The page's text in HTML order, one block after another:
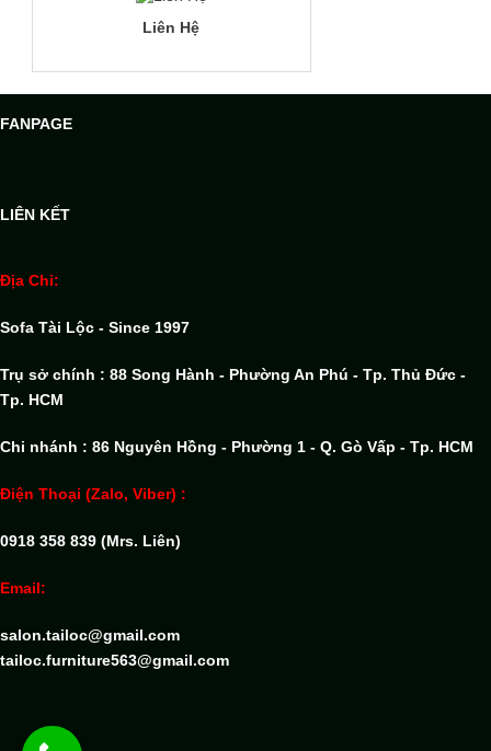
Liên Hệ
FANPAGE
LIÊN KẾT
Địa Chỉ:
Sofa Tài Lộc - Since 1997
Trụ sở chính : 88 Song Hành - Phường An Phú - Tp. Thủ Đức -
Tp. HCM
Chi nhánh : 86 Nguyên Hồng - Phường 1 - Q. Gò Vấp - Tp. HCM
Điện Thoại (Zalo, Viber) :
0918 358 839 (Mrs. Liên)
Email:
salon.tailoc@gmail.com
tailoc.furniture563@gmail.com